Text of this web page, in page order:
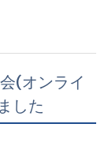
(オンライ
した